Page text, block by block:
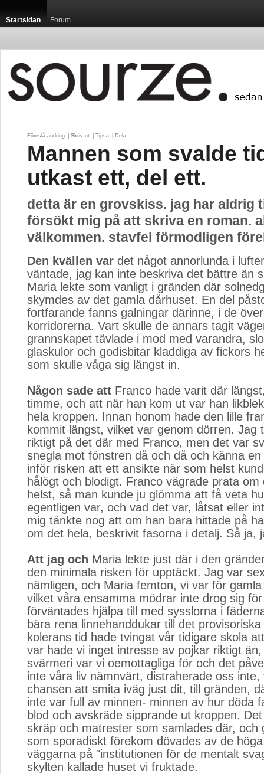
Startsidan Forum
Föreslå ändring Skriv ut Tipsa Dela
Mannen som svalde
utkast ett, del ett.
detta är en grovskiss. jag har aldrig
försökt mig på att skriva en roman.
välkommen. stavfel förmodligen
Den kvällen var det något annorlunda i
väntade, jag kan inte beskriva det bättre än
Maria lekte som vanligt i gränden där
skymdes av det gamla dårhuset. En del
fortfarande fanns galningar därinne, i de
korridorerna. Vart skulle de annars tagit
grannskapet tävlade i mod med varandra,
glaskulor och godisbitar kladdiga av fickors
som skulle våga sig längst in.
Någon sade att Franco hade varit där
timme, och att när han kom ut var han
hela kroppen. Innan honom hade den lille
kommit längst, vilket var genom dörren. Jag
riktigt på det där med Franco, men det var
snegla mot fönstren då och då och känna
inför risken att ett ansikte när som helst
hålögt och blodigt. Franco vägrade prata om
helst, så man kunde ju glömma att få veta
egentligen var, och vad det var, låtsat eller
mig tänkte nog att om han bara hittade på
om det hela, beskrivit fasorna i detalj. Så ja,
Att jag och Maria lekte just där i den
den minimala risken för upptäckt. Jag var
nämligen, och Maria femton, vi var för
vilket våra ensamma mödrar inte drog sig
förväntades hjälpa till med sysslorna i
bära rena linnehanddukar till det
kolerans tid hade tvingat vår tidigare skola
var hade vi inget intresse av pojkar riktigt
svärmeri var vi oemottagliga för och det
inte våra liv nämnvärt, distraherade oss inte,
chansen att smita iväg just dit, till gränden,
inte var full av minnen- minnen av hur döda
blod och avskräde sipprande ut kroppen.
skräp och matrester som samlades där, och
som sporadiskt förekom dövades av de
väggarna på "institutionen för de mentalt
skylten kallade huset vi fruktade.